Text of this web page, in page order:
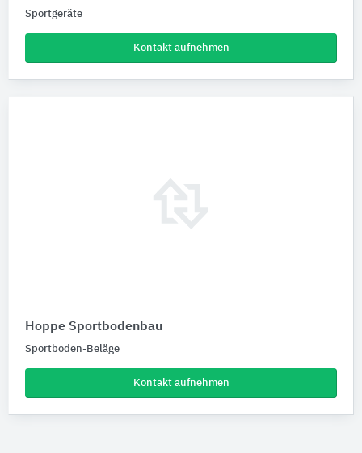
Sportgeräte
Kontakt aufnehmen
Hoppe Sportbodenbau
Sportboden-Beläge
Kontakt aufnehmen